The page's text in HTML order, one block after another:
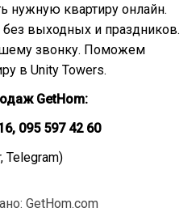
нужную квартиру онлайн.
без выходных и праздников.
звонку. Поможем
в Unity Towers.
GetHom:
095 597 42 60
Telegram)
GetHom.com